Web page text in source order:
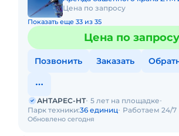
Цена по запросу
Показать еще 33 из 35
Цена по запросу
Позвонить Заказать
Обновлено сегодня
АНТАРЕС-НТ 5 лет на площадке
Парк техники:36 единиц Работаем 24/7